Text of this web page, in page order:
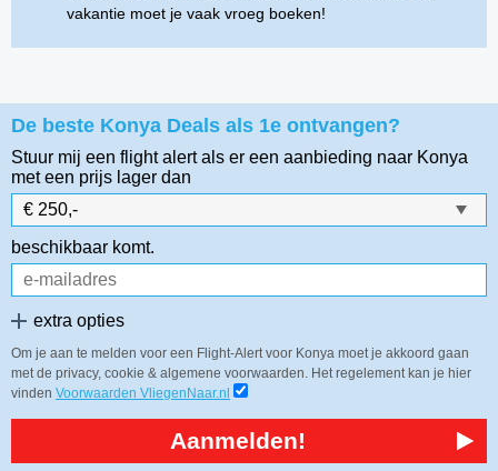
vakantie moet je vaak vroeg boeken!
De beste Konya Deals als 1e ontvangen?
Stuur mij een flight alert als er een aanbieding naar Konya
met een prijs lager dan
beschikbaar komt.
extra opties
Om je aan te melden voor een Flight-Alert voor Konya moet je akkoord gaan
met de privacy, cookie & algemene voorwaarden. Het regelement kan je hier
vinden Voorwaarden VliegenNaar.nl
Aanmelden!